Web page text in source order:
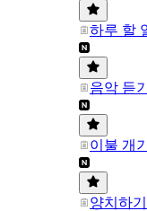
하루 할
음악 듣
이불 개
양치하